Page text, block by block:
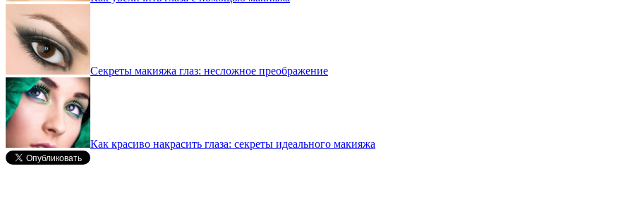
Секреты макияжа глаз: несложное преображение
Как красиво накрасить глаза: секреты идеального макияжа